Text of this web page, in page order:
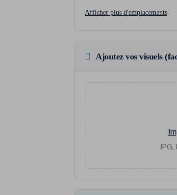
Afficher plus d'emplacements
Ajoutez vos visuels